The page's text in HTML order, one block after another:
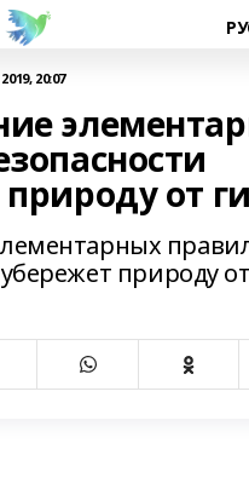
20:07
от
природу от